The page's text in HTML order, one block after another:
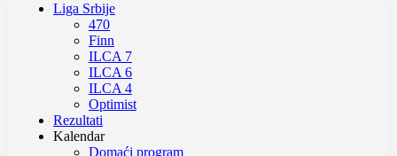
Liga Srbije
470
Finn
ILCA 7
ILCA 6
ILCA 4
Optimist
Rezultati
Kalendar
Domaći program